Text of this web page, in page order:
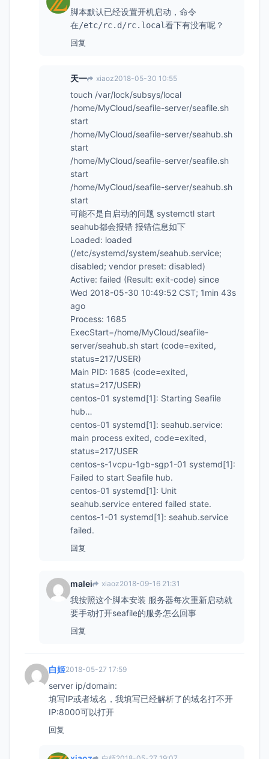
脚本默认已经设置开机启动，命令
在/etc/rc.d/rc.local看下有没有呢？
回复
天一 xiaoz2018-05-30 10:55
touch /var/lock/subsys/local
/home/MyCloud/seafile-server/seafile.sh
start
/home/MyCloud/seafile-server/seahub.sh
start
/home/MyCloud/seafile-server/seafile.sh
start
/home/MyCloud/seafile-server/seahub.sh
start
可能不是自启动的问题 systemctl start
seahub都会报错 报错信息如下
Loaded: loaded
(/etc/systemd/system/seahub.service;
disabled; vendor preset: disabled)
Active: failed (Result: exit-code) since
Wed 2018-05-30 10:49:52 CST; 1min 43s
ago
Process: 1685
ExecStart=/home/MyCloud/seafile-
server/seahub.sh start (code=exited,
status=217/USER)
Main PID: 1685 (code=exited,
status=217/USER)
centos-01 systemd[1]: Starting Seafile
hub…
centos-01 systemd[1]: seahub.service:
main process exited, code=exited,
status=217/USER
centos-s-1vcpu-1gb-sgp1-01 systemd[1]:
Failed to start Seafile hub.
centos-01 systemd[1]: Unit
seahub.service entered failed state.
centos-1-01 systemd[1]: seahub.service
failed.
回复
malei xiaoz2018-09-16 21:31
我按照这个脚本安装 服务器每次重新启动就
要手动打开seafile的服务怎么回事
回复
白姬2018-05-27 17:59
server ip/domain:
填写IP或者域名，我填写已经解析了的域名打不开
IP:8000可以打开
回复